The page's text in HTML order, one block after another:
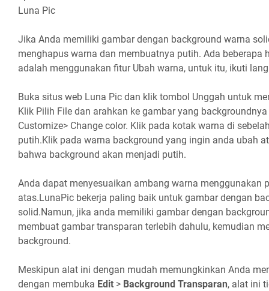
Luna Pic
Jika Anda memiliki gambar dengan background warna
menghapus warna dan membuatnya putih. Ada beberapa
adalah menggunakan fitur Ubah warna, untuk itu, ikuti
Buka situs web Luna Pic dan klik tombol Unggah untuk
Klik Pilih File dan arahkan ke gambar yang
Customize> Change color. Klik pada kotak warna di
putih.Klik pada warna background yang ingin anda ubah
bahwa background akan menjadi putih.
Anda dapat menyesuaikan ambang warna menggunakan
atas.LunaPic bekerja paling baik untuk gambar dengan
solid.Namun, jika anda memiliki gambar dengan
membuat gambar transparan terlebih dahulu, kemudian
background.
Meskipun alat ini dengan mudah memungkinkan Anda
dengan membuka Edit > Background Transparan, alat ini